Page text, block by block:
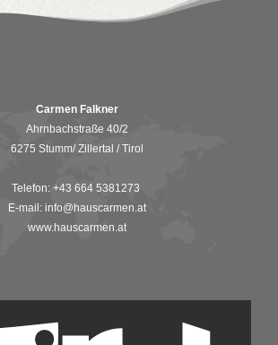
Carmen Falkner
Ahrnbachstraße 40/2
6275 Stumm/ Zillertal / Tirol
Telefon: +43 664 5381273
E-mail: info@hauscarmen.at
www.hauscarmen.at